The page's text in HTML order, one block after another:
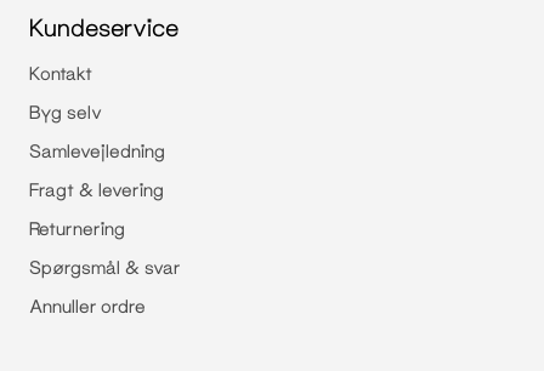
Kundeservice
Kontakt
Byg selv
Samlevejledning
Fragt & levering
Returnering
Spørgsmål & svar
Annuller ordre